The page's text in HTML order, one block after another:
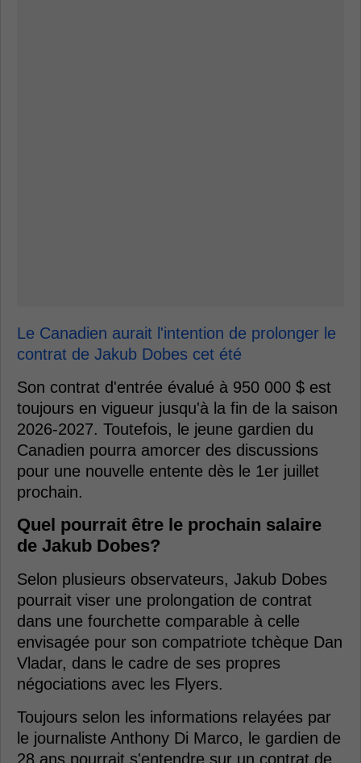
Le Canadien aurait l'intention de prolonger le
contrat de Jakub Dobes cet été
Son contrat d'entrée évalué à 950 000 $ est
toujours en vigueur jusqu'à la fin de la saison
2026-2027. Toutefois, le jeune gardien du
Canadien pourra amorcer des discussions
pour une nouvelle entente dès le 1er juillet
prochain.
Quel pourrait être le prochain salaire
de Jakub Dobes?
Selon plusieurs observateurs, Jakub Dobes
pourrait viser une prolongation de contrat
dans une fourchette comparable à celle
envisagée pour son compatriote tchèque Dan
Vladar, dans le cadre de ses propres
négociations avec les Flyers.
Toujours selon les informations relayées par
le journaliste Anthony Di Marco, le gardien de
28 ans pourrait s'entendre sur un contrat de